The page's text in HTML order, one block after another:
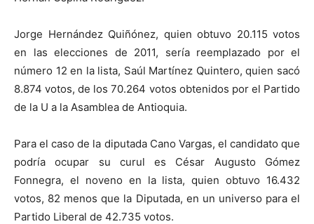
Jorge Hernández Quiñónez, quien obtuvo 20.115 votos
en las elecciones de 2011, sería reemplazado por el
número 12 en la lista, Saúl Martínez Quintero, quien sacó
8.874 votos, de los 70.264 votos obtenidos por el Partido
de la U a la Asamblea de Antioquia.
Para el caso de la diputada Cano Vargas, el candidato que
podría ocupar su curul es César Augusto Gómez
Fonnegra, el noveno en la lista, quien obtuvo 16.432
votos, 82 menos que la Diputada, en un universo para el
Partido Liberal de 42.735 votos.